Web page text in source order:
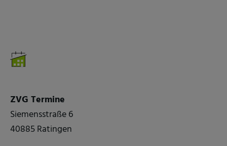
ZVG Termine
Siemensstraße 6
40885 Ratingen